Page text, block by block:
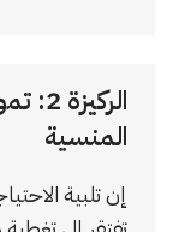
المنسية
إن تلبية